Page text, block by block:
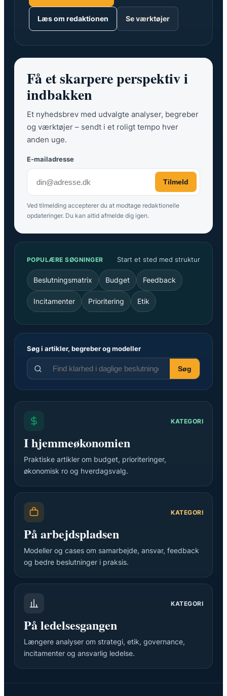
Læs om redaktionen Se værktøjer
Få et skarpere perspektiv i
indbakken
Et nyhedsbrev med udvalgte analyser, begreber
og værktøjer – sendt i et roligt tempo hver
anden uge.
E-mailadresse
Tilmeld
Ved tilmelding accepterer du at modtage redaktionelle
opdateringer. Du kan altid afmelde dig igen.
POPULÆRE SØGNINGER Start et sted med struktur
Beslutningsmatrix Budget Feedback
Incitamenter Prioritering Etik
Søg i artikler, begreber og modeller
Søg
KATEGORI
I hjemmeøkonomien
Praktiske artikler om budget, prioriteringer,
økonomisk ro og hverdagsvalg.
KATEGORI
På arbejdspladsen
Modeller og cases om samarbejde, ansvar, feedback
og bedre beslutninger i praksis.
KATEGORI
På ledelsesgangen
Længere analyser om strategi, etik, governance,
incitamenter og ansvarlig ledelse.